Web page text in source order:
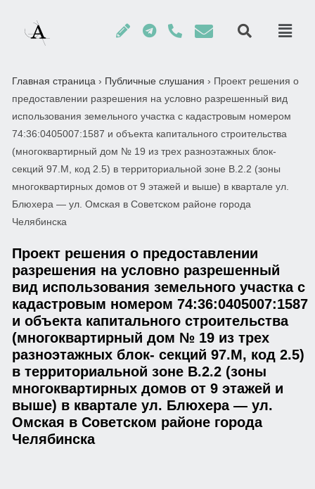
Главная страница › Публичные слушания › Проект решения о
предоставлении разрешения на условно разрешенный вид
использования земельного участка с кадастровым номером
74:36:0405007:1587 и объекта капитального строительства
(многоквартирный дом № 19 из трех разноэтажных блок-
секций 97.М, код 2.5) в территориальной зоне В.2.2 (зоны
многоквартирных домов от 9 этажей и выше) в квартале ул.
Блюхера — ул. Омская в Советском районе города
Челябинска
Проект решения о предоставлении
разрешения на условно разрешенный
вид использования земельного участка с
кадастровым номером 74:36:0405007:1587
и объекта капитального строительства
(многоквартирный дом № 19 из трех
разноэтажных блок- секций 97.М, код 2.5)
в территориальной зоне В.2.2 (зоны
многоквартирных домов от 9 этажей и
выше) в квартале ул. Блюхера — ул.
Омская в Советском районе города
Челябинска